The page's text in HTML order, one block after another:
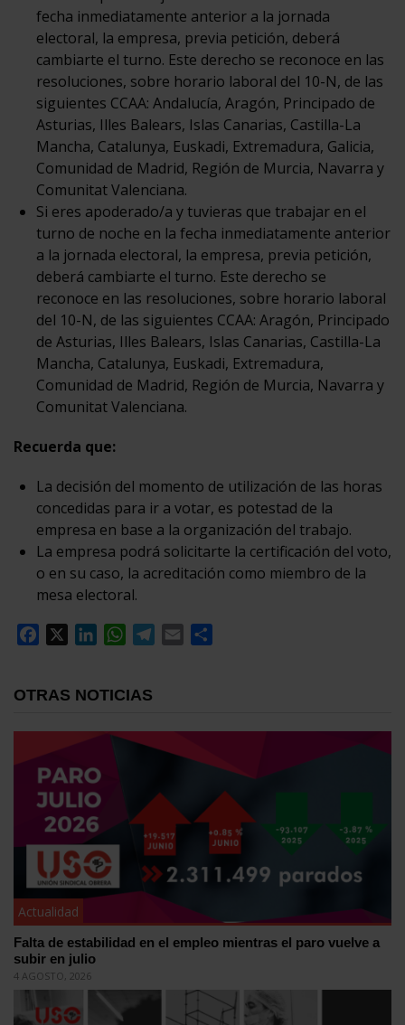
fecha inmediatamente anterior a la jornada
electoral, la empresa, previa petición, deberá
cambiarte el turno. Este derecho se reconoce en las
resoluciones, sobre horario laboral del 10-N, de las
siguientes CCAA: Andalucía, Aragón, Principado de
Asturias, Illes Balears, Islas Canarias, Castilla-La
Mancha, Catalunya, Euskadi, Extremadura, Galicia,
Comunidad de Madrid, Región de Murcia, Navarra y
Comunitat Valenciana.
Si eres apoderado/a y tuvieras que trabajar en el
turno de noche en la fecha inmediatamente anterior
a la jornada electoral, la empresa, previa petición,
deberá cambiarte el turno. Este derecho se
reconoce en las resoluciones, sobre horario laboral
del 10-N, de las siguientes CCAA: Aragón, Principado
de Asturias, Illes Balears, Islas Canarias, Castilla-La
Mancha, Catalunya, Euskadi, Extremadura,
Comunidad de Madrid, Región de Murcia, Navarra y
Comunitat Valenciana.
Recuerda que:
La decisión del momento de utilización de las horas
concedidas para ir a votar, es potestad de la
empresa en base a la organización del trabajo.
La empresa podrá solicitarte la certificación del voto,
o en su caso, la acreditación como miembro de la
mesa electoral.
Facebook
LinkedInWhatsApp
Telegram
Email
OTRAS NOTICIAS
Actualidad
Falta de estabilidad en el empleo mientras el paro vuelve a
subir en julio
4 AGOSTO, 2026